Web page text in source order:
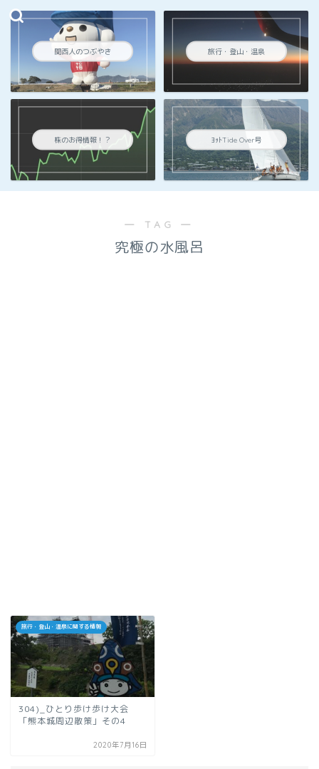
関西人のつぶやき 旅行・登山・温泉
株のお得情報！？ ﾖｯﾄTide Over号
― TAG ―
究極の水風呂
旅行・登山・温泉に関する情報
304)_ひとり歩け歩け大会
「熊本城周辺散策」その4
2020年7月16日